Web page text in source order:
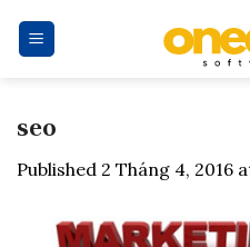
seo
Published 2 Tháng 4, 2016